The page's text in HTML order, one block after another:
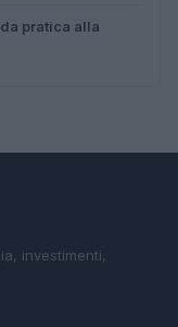
pratica alla
investimenti,